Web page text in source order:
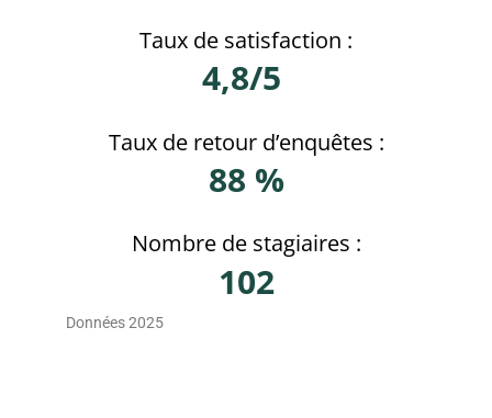
Nombre de stagiaires :
102
Taux de retour d’enquêtes :
88 %
Taux de satisfaction :
4,8/5
Données 2025